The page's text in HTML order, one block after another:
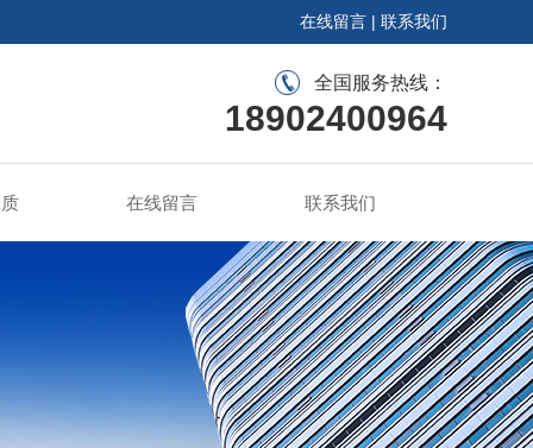
在线留言 | 联系我们
全国服务热线：
18902400964
在线留言 联系我们